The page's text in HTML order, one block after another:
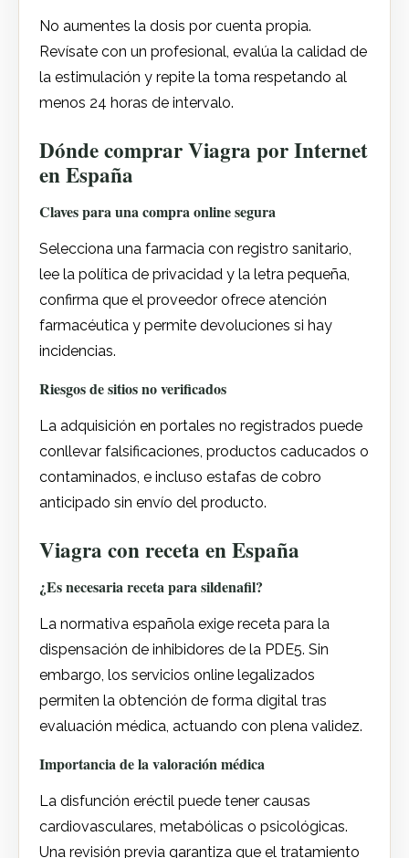
No aumentes la dosis por cuenta propia.
Revísate con un profesional, evalúa la calidad de
la estimulación y repite la toma respetando al
menos 24 horas de intervalo.
Dónde comprar Viagra por Internet
en España
Claves para una compra online segura
Selecciona una farmacia con registro sanitario,
lee la política de privacidad y la letra pequeña,
confirma que el proveedor ofrece atención
farmacéutica y permite devoluciones si hay
incidencias.
Riesgos de sitios no verificados
La adquisición en portales no registrados puede
conllevar falsificaciones, productos caducados o
contaminados, e incluso estafas de cobro
anticipado sin envío del producto.
Viagra con receta en España
¿Es necesaria receta para sildenafil?
La normativa española exige receta para la
dispensación de inhibidores de la PDE5. Sin
embargo, los servicios online legalizados
permiten la obtención de forma digital tras
evaluación médica, actuando con plena validez.
Importancia de la valoración médica
La disfunción eréctil puede tener causas
cardiovasculares, metabólicas o psicológicas.
Una revisión previa garantiza que el tratamiento